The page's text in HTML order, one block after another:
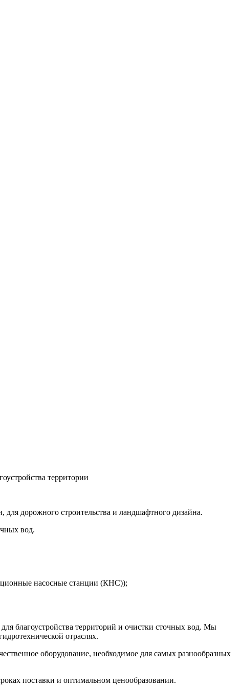
территории
дорожного строительства и ландшафтного дизайна.
вод.
насосные станции (КНС));
благоустройства территорий и очистки сточных вод. Мы
отраслях.
оборудование, необходимое для самых разнообразных
поставки и оптимальном ценообразовании.